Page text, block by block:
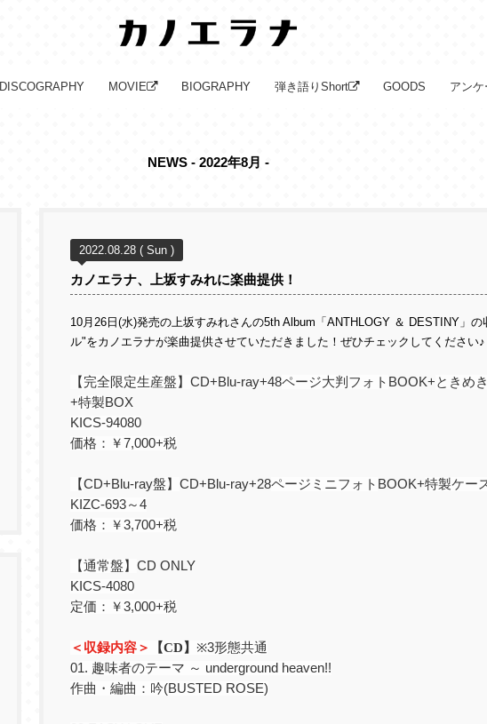
DISCOGRAPHY MOVIE BIOGRAPHY 弾き語りShort GOODS アンケ
NEWS - 2022年8月 -
2022.08.28 ( Sun )
カノエラナ、上坂すみれに楽曲提供！
10月26日(水)発売の上坂すみれさんの5th Album「ANTHLOGY ＆ DESTINY」
ル"をカノエラナが楽曲提供させていただきました！ぜひチェックしてください♪
【完全限定生産盤】 CD+Blu-ray+48ページ大判フォト BOOK+ときめ
+特製BOX
KICS-94080
価格：￥7,000+税
【CD+Blu-ray盤】 CD+Blu-ray+28ページミニフォト BOOK+特製ケー
KIZC-693～4
価格：￥3,700+税
【通常盤】 CD ONLY
KICS-4080
定価：￥3,000+税
＜収録内容＞ 【CD】 ※3形態共通
01. 趣味者のテーマ ～ underground heaven!!
作曲・編曲：吟(BUSTED ROSE)